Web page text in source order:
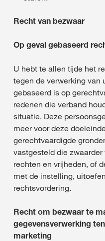
Recht van bezwaar
Op geval gebaseerd
U hebt te allen tijde het
tegen de verwerking van
gebaseerd is op
redenen die verband
situatie. Deze
meer voor deze
gerechtvaardigde
vastgesteld die
rechten en vrijheden, of
met de instelling,
rechtsvordering.
Recht om bezwaar te
gegevensverwerking
marketing